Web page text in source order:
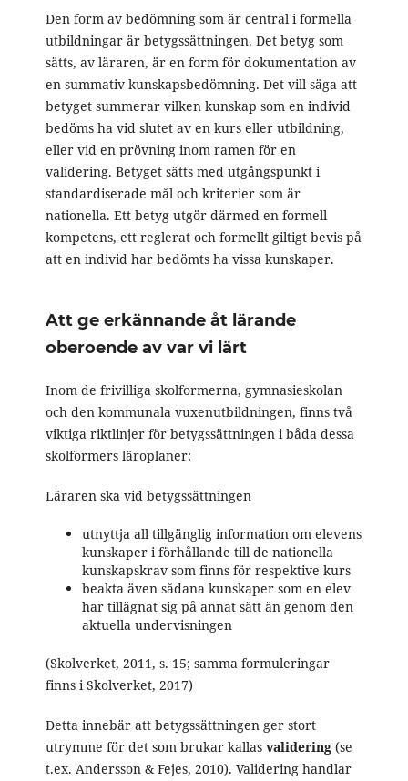
Den form av bedömning som är central i formella
utbildningar är betygssättningen. Det betyg som
sätts, av läraren, är en form för dokumentation av
en summativ kunskapsbedömning. Det vill säga att
betyget summerar vilken kunskap som en individ
bedöms ha vid slutet av en kurs eller utbildning,
eller vid en prövning inom ramen för en
validering. Betyget sätts med utgångspunkt i
standardiserade mål och kriterier som är
nationella. Ett betyg utgör därmed en formell
kompetens, ett reglerat och formellt giltigt bevis på
att en individ har bedömts ha vissa kunskaper.
Att ge erkännande åt lärande
oberoende av var vi lärt
Inom de frivilliga skolformerna, gymnasieskolan
och den kommunala vuxenutbildningen, finns två
viktiga riktlinjer för betygssättningen i båda dessa
skolformers läroplaner:
Läraren ska vid betygssättningen
utnyttja all tillgänglig information om elevens
kunskaper i förhållande till de nationella
kunskapskrav som finns för respektive kurs
beakta även sådana kunskaper som en elev
har tillägnat sig på annat sätt än genom den
aktuella undervisningen
(Skolverket, 2011, s. 15; samma formuleringar
finns i Skolverket, 2017)
Detta innebär att betygssättningen ger stort
utrymme för det som brukar kallas validering(se
t.ex. Andersson & Fejes, 2010). Validering handlar